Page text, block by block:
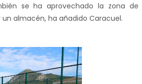
se ha aprovechado la zona de
almacén, ha añadido Caracuel.